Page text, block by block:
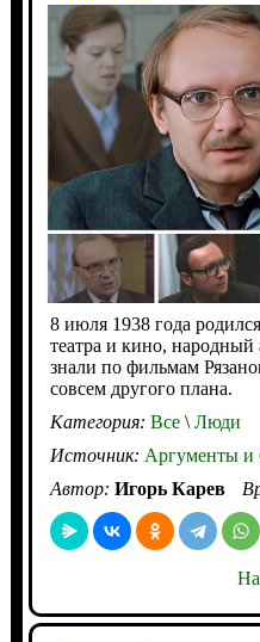
8 июля 1938 года
театра и кино, народный
знали по фильмам
совсем другого плана.
Категория: Все\Люди
Источник: Аргументы
Автор: Игорь Карев